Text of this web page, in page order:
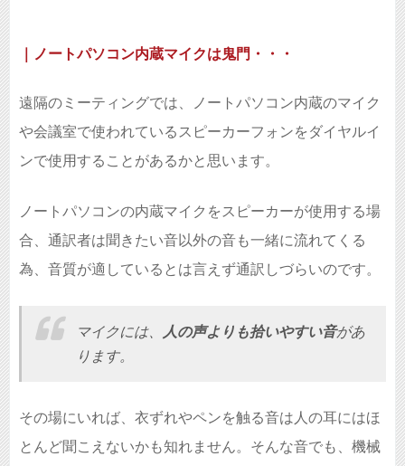
｜ノートパソコン内蔵マイクは鬼門・・・
遠隔のミーティングでは、ノートパソコン内蔵のマイク
や会議室で使われているスピーカーフォンをダイヤルイ
ンで使用することがあるかと思います。
ノートパソコンの内蔵マイクをスピーカーが使用する場
合、通訳者は聞きたい音以外の音も一緒に流れてくる
為、音質が適しているとは言えず通訳しづらいのです。
マイクには、 人の声よりも拾いやすい音があ
ります。
その場にいれば、衣ずれやペンを触る音は人の耳にはほ
とんど聞こえないかも知れません。そんな音でも、機械